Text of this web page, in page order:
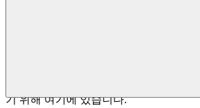
기 위해 여기에 있습니다.